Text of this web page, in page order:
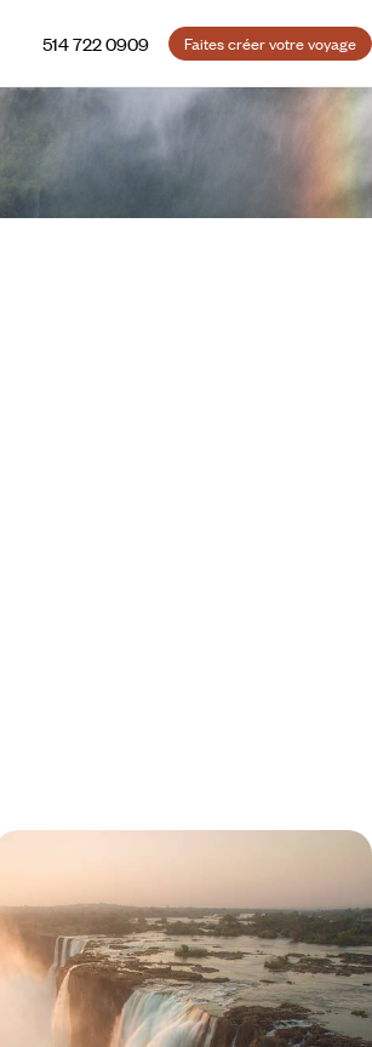
514 722 0909 Faites créer votre voyage
Botswana - Aventures en famille
Dormir sous la tente avec vos enfants, survoler
les éléphants en avion-taxi, pagayer au cœur du
11 jours, de 10000 à 13300 $ CA